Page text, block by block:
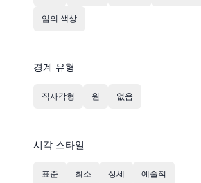
임의 색상
경계 유형
직사각형 원 없음
시각 스타일
표준 최소 상세 예술적